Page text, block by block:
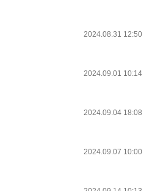
2024.08.31 12:50
2024.09.01 10:14
2024.09.04 18:08
2024.09.07 10:00